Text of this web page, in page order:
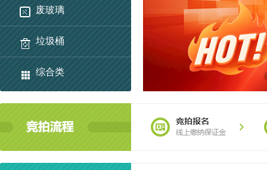
废玻璃
垃圾桶
综合类